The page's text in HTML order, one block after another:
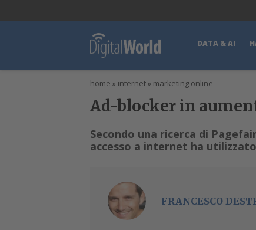
DATA & AI
home » internet» marketing online
Ad-blocker in
Secondo una ricerca di
accesso a internet ha
FRANCESCO